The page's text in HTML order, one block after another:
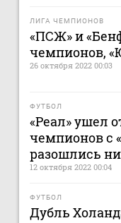
ЛИГА ЧЕМПИОНОВ
«ПСЖ» и
чемпионов,
26 октября 2022 00:03
ФУТБОЛ
«Реал» ушел
чемпионов с
разошлись
12 октября 2022 00:04
ФУТБОЛ
Дубль